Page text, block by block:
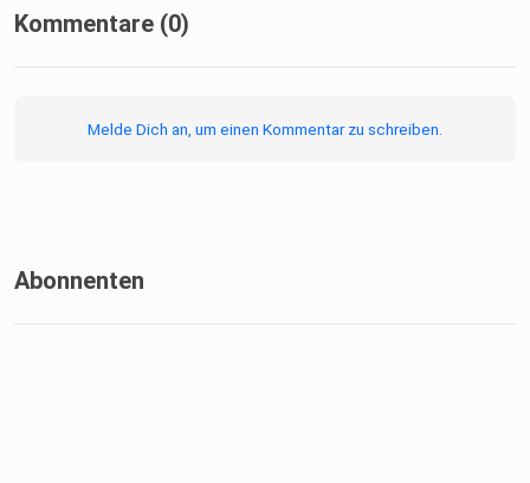
Kommentare (0)
Melde Dich an, um einen Kommentar zu schreiben.
Abonnenten